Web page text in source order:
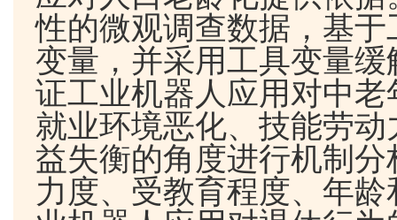
性的微观调查数据，基
变量，并采用工具变量
证工业机器人应用对中
就业环境恶化、技能劳
益失衡的角度进行机制
力度、受教育程度、年